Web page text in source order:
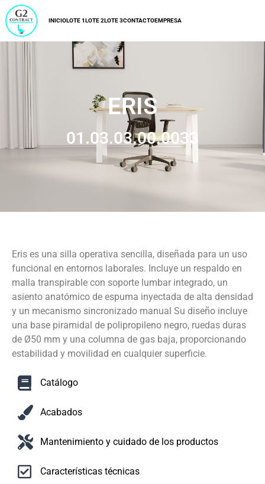
INICIOLOTE 1 LOTE 2LOTE 3CONTACTOEMPRESA
ERIS
01.03.03.00.0033
Eris es una silla operativa sencilla, diseñada para un uso
funcional en entornos laborales. Incluye un respaldo en
malla transpirable con soporte lumbar integrado, un
asiento anatómico de espuma inyectada de alta densidad
y un mecanismo sincronizado manual Su diseño incluye
una base piramidal de polipropileno negro, ruedas duras
de Ø50 mm y una columna de gas baja, proporcionando
estabilidad y movilidad en cualquier superficie.
Catálogo
Acabados
Mantenimiento y cuidado de los productos
Características técnicas